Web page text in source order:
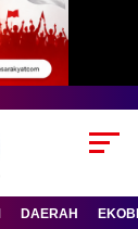
DAERAH